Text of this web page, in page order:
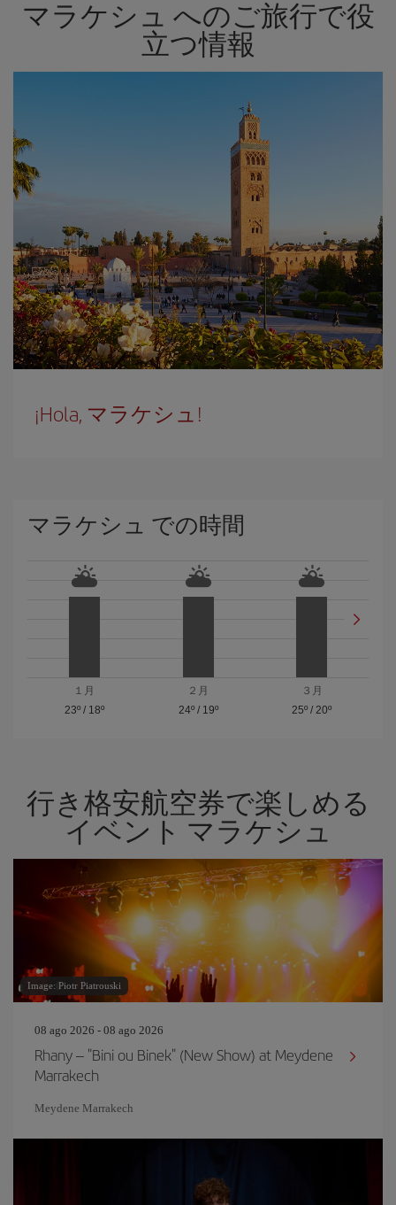
マラケシュ へのご旅行で役
立つ情報
¡Hola, マラケシュ!
マラケシュ での時間
１月
23º/ 18º
２月
24º/ 19º
３月
25º /20º
行き格安航空券で楽しめる
イベント マラケシュ
Image: Piotr Piatrouski
08 ago 2026 - 08 ago 2026
Rhany – "Bini ou Binek" (New Show) at Meydene
Marrakech
Meydene Marrakech